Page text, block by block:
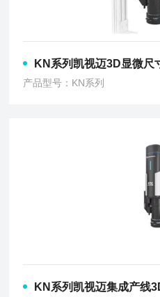
KN系列凯视迈3D显微尺
产品型号：KN系列
KN系列凯视迈集成产线